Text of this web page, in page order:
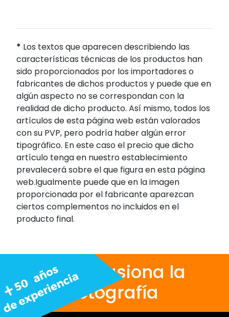
* Los textos que aparecen describiendo las
características técnicas de los productos han
sido proporcionados por los importadores o
fabricantes de dichos productos y puede que en
algún aspecto no se correspondan con la
realidad de dicho producto. Así mismo, todos los
artículos de esta página web están valorados
con su PVP, pero podría haber algún error
tipográfico. En este caso el precio que dicho
artículo tenga en nuestro establecimiento
prevalecerá sobre el que figura en esta página
web.Igualmente puede que en la imagen
proporcionada por el fabricante aparezcan
ciertos complementos no incluidos en el
producto final.
Nos apasiona la
fotografía